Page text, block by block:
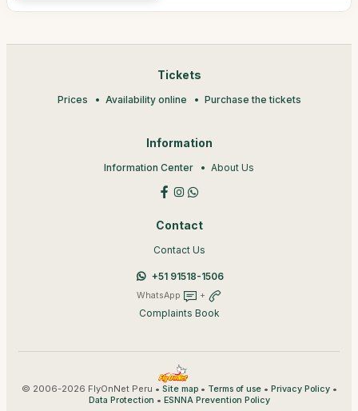
Tickets
Prices Availability online Purchase the tickets
Information
Information Center About Us
Contact
Contact Us
+51 91518-1506
WhatsApp +
Complaints Book
© 2006-2026 FlyOnNet Peru • Site map• Terms of use• Privacy Policy•
Data Protection • ESNNA Prevention Policy